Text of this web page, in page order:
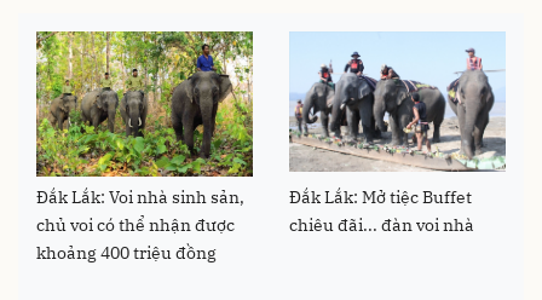
Đắk Lắk: Voi nhà sinh sản,
chủ voi có thể nhận được
khoảng 400 triệu đồng
Đắk Lắk: Mở tiệc Buffet
chiêu đãi... đàn voi nhà